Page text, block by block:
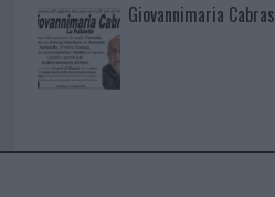
Giovannimaria Cabras